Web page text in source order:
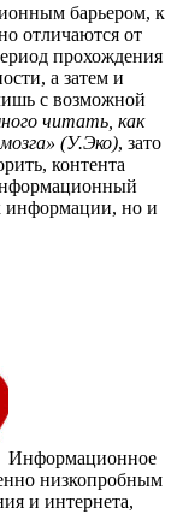
барьером, к
отличаются от
прохождения
а затем и
с возможной
читать, как
(У.Эко), зато
контента
информации, но и
Информационное
низкопробным
и интернета,